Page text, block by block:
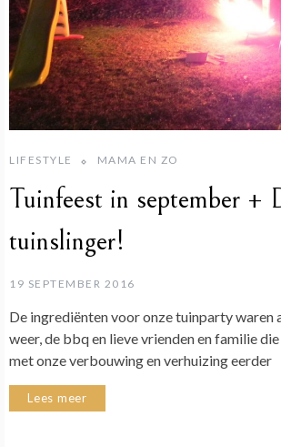
LIFESTYLE MAMA EN ZO
Tuinfeest in september +
tuinslinger!
19 SEPTEMBER 2016
De ingrediënten voor onze tuinparty waren
weer, de bbq en lieve vrienden en familie
met onze verbouwing en verhuizing eerder
Lees meer